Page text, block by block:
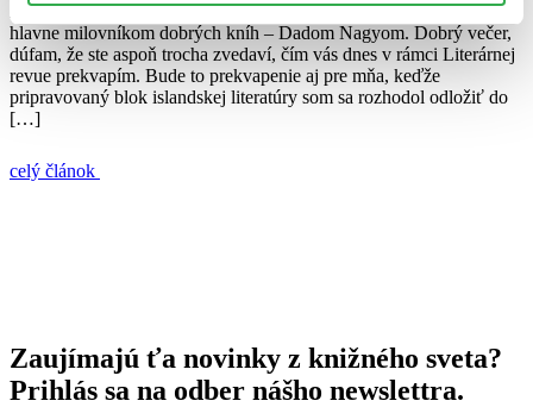
známym slovenským moderátorom, odborníkom na literatúru, ale
hlavne milovníkom dobrých kníh – Dadom Nagyom. Dobrý večer,
dúfam, že ste aspoň trocha zvedaví, čím vás dnes v rámci Literárnej
revue prekvapím. Bude to prekvapenie aj pre mňa, keďže
pripravovaný blok islandskej literatúry som sa rozhodol odložiť do
[…]
celý článok
Zaujímajú ťa novinky z knižného sveta?
Prihlás sa na odber nášho newslettra.